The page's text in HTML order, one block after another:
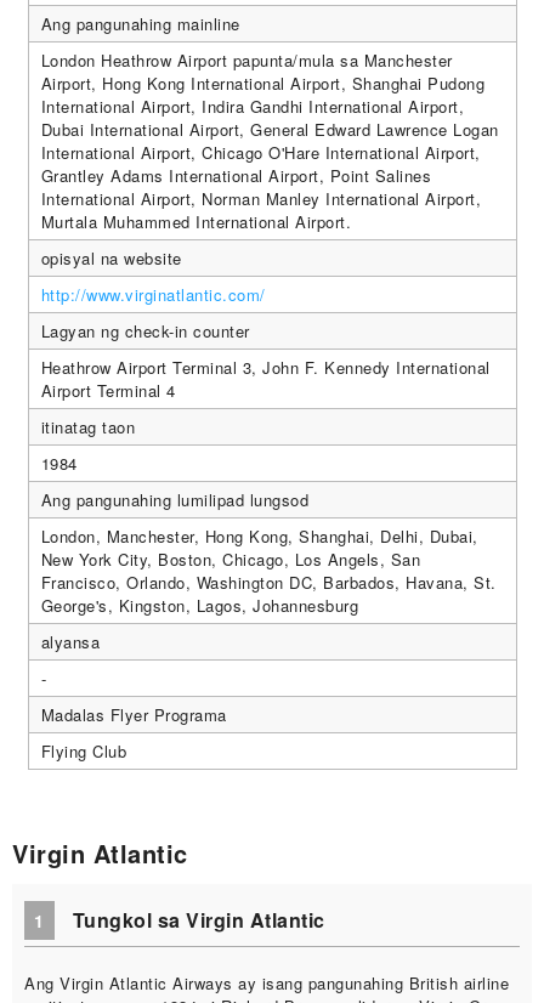
Ang pangunahing mainline
London Heathrow Airport papunta/mula sa Manchester
Airport, Hong Kong International Airport, Shanghai Pudong
International Airport, Indira Gandhi International Airport,
Dubai International Airport, General Edward Lawrence Logan
International Airport, Chicago O'Hare International Airport,
Grantley Adams International Airport, Point Salines
International Airport, Norman Manley International Airport,
Murtala Muhammed International Airport.
opisyal na website
http://www.virginatlantic.com/
Lagyan ng check-in counter
Heathrow Airport Terminal 3, John F. Kennedy International
Airport Terminal 4
itinatag taon
1984
Ang pangunahing lumilipad lungsod
London, Manchester, Hong Kong, Shanghai, Delhi, Dubai,
New York City, Boston, Chicago, Los Angels, San
Francisco, Orlando, Washington DC, Barbados, Havana, St.
George's, Kingston, Lagos, Johannesburg
alyansa
-
Madalas Flyer Programa
Flying Club
Virgin Atlantic
1 Tungkol sa Virgin Atlantic
Ang Virgin Atlantic Airways ay isang pangunahing British airline